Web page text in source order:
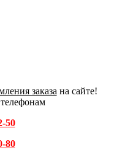
заказа на сайте!
50
80